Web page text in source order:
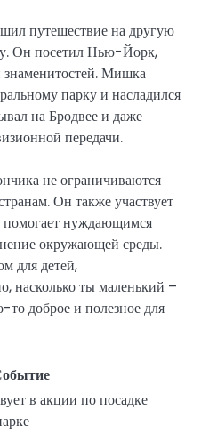
путешествие на другую
Он посетил Нью-Йорк,
знаменитостей. Мишка
парку и насладился
на Бродвее и даже
передачи.
не ограничиваются
Он также участвует
помогает нуждающимся
окружающей среды.
для детей,
насколько ты маленький –
то доброе и полезное для
в акции по посадке